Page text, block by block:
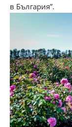
в България”.